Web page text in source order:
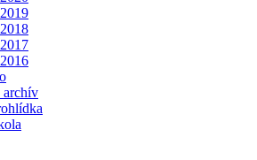
archív